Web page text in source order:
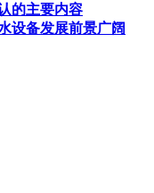
的主要内容
设备发展前景广阔